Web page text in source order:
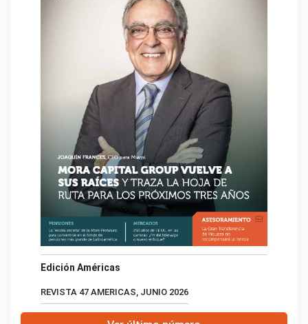
Edición Américas
REVISTA 47 AMERICAS, JUNIO 2026